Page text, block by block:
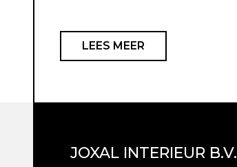
LEES MEER
JOXAL INTERIEUR B.V.